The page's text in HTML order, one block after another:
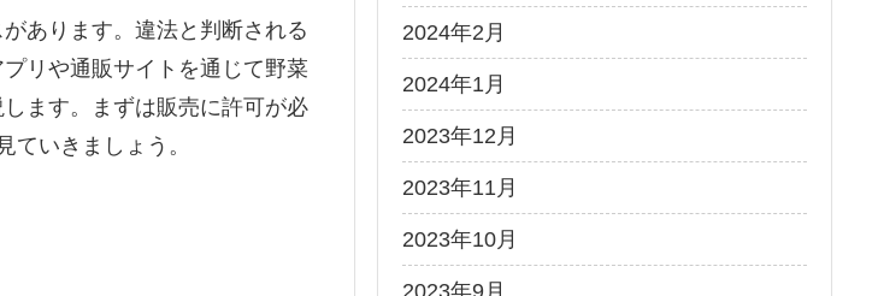
あります。違法と判断される
リや通販サイトを通じて野菜
ます。まずは販売に許可が必
いきましょう。
2024年2月
2024年1月
2023年12月
2023年11月
2023年10月
2023年9月